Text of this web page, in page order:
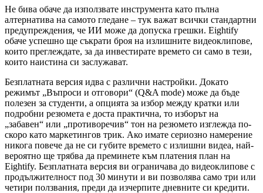
Не бива обаче да използвате инструмента като пълна
алтернатива на самото гледане – тук важат всички стандартни
предупреждения, че ИИ може да допуска грешки. Eightify
обаче успешно ще съкрати броя на излишните видеоклипове,
които преглеждате, за да инвестирате времето си само в тези,
които наистина си заслужават.
Безплатната версия идва с различни настройки. Докато
режимът „Въпроси и отговори“ (Q&A mode) може да бъде
полезен за студенти, а опцията за избор между кратки или
подробни резюмета е доста практична, то изборът на
„забавен“ или „противоречив“ тон на резюмето изглежда по-
скоро като маркетингов трик. Ако имате сериозно намерение
никога повече да не си губите времето с излишни видеа, най-
вероятно ще трябва да преминете към платения план на
Eightify. Безплатната версия ви ограничава до видеоклипове с
продължителност под 30 минути и ви позволява само три или
четири ползвания, преди да изчерпите дневните си кредити.